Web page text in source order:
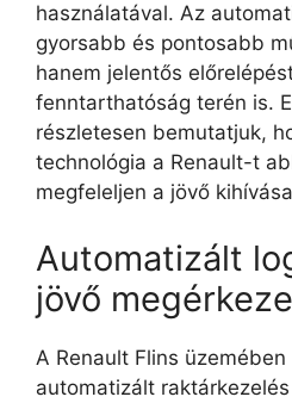
használatával. Az
gyorsabb és pontosabb
hanem jelentős
fenntarthatóság terén is.
részletesen bemutatjuk,
technológia a Renault-t
megfeleljen a jövő
Automatizált
jövő
A Renault Flins
automatizált